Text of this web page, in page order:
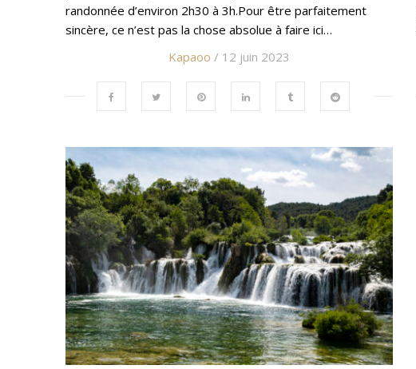
randonnée d’environ 2h30 à 3h.Pour être parfaitement
sincère, ce n’est pas la chose absolue à faire ici…
Kapaoo / 12 juin 2023